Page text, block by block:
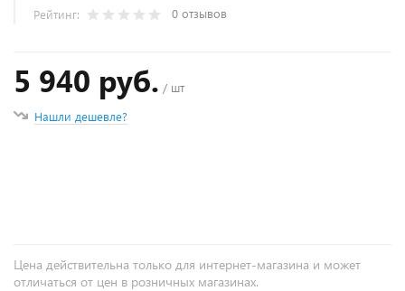
Рейтинг: 0 отзывов
5 940 руб. / шт
Нашли дешевле?
Цена действительна только для интернет-магазина и может
отличаться от цен в розничных магазинах.